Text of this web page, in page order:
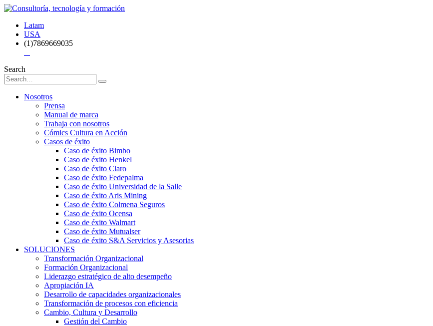
Latam
USA
(1)7869669035
Search
Nosotros
Prensa
Manual de marca
Trabaja con nosotros
Cómics Cultura en Acción
Casos de éxito
Caso de éxito Bimbo
Caso de éxito Henkel
Caso de éxito Claro
Caso de éxito Fedepalma
Caso de éxito Universidad de la Salle
Caso de éxito Aris Mining
Caso de éxito Colmena Seguros
Caso de éxito Ocensa
Caso de éxito Walmart
Caso de éxito Mutualser
Caso de éxito S&A Servicios y Asesorias
SOLUCIONES
Transformación Organizacional
Formación Organizacional
Liderazgo estratégico de alto desempeño
Apropiación IA
Desarrollo de capacidades organizacionales
Transformación de procesos con eficiencia
Cambio, Cultura y Desarrollo
Gestión del Cambio